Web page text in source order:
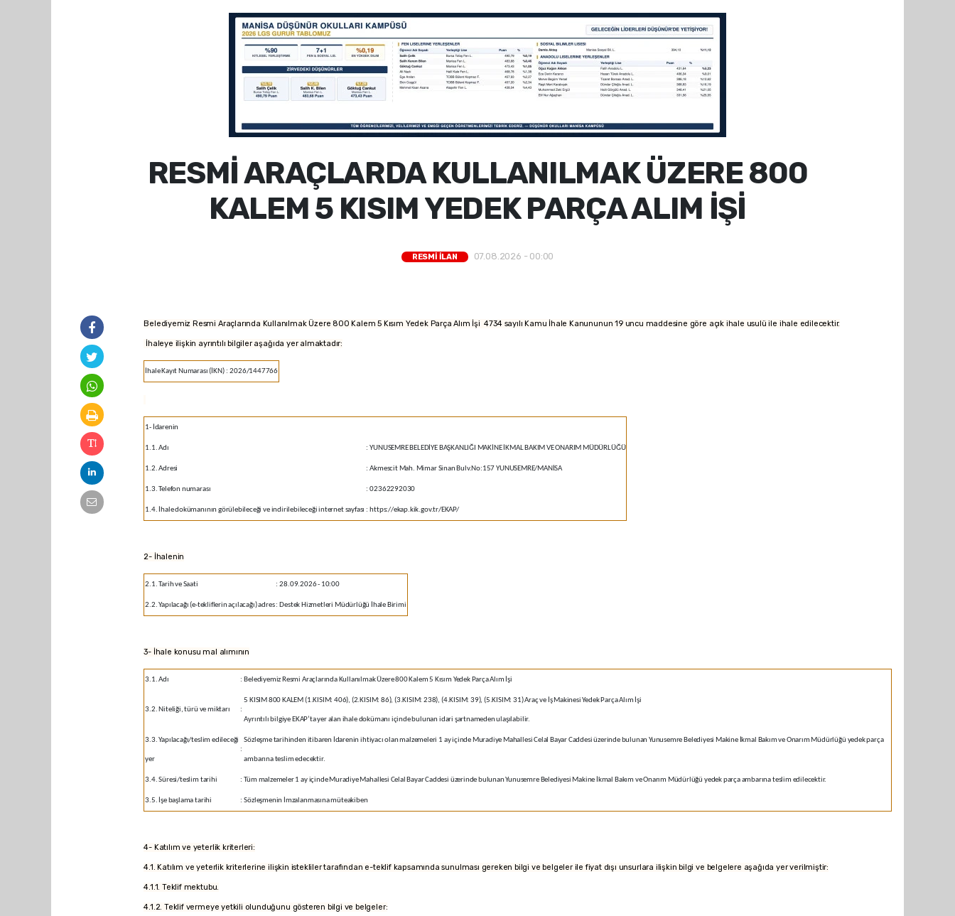
RESMİ ARAÇLARDA KULLANILMAK ÜZERE 800
KALEM 5 KISIM YEDEK PARÇA ALIM İŞİ
RESMİ İLAN 07.08.2026 - 00:00
Belediyemiz Resmi Araçlarında Kullanılmak Üzere 800 Kalem 5 Kısım Yedek Parça Alım İşi 4734 sayılı Kamu İhale Kanununun 19 uncu maddesine göre açık ihale usulü ile ihale edilecektir.
İhaleye ilişkin ayrıntılı bilgiler aşağıda yer almaktadır:
İhale Kayıt Numarası (İKN) : 2026/1447766
1- İdarenin
1.1. Adı : YUNUSEMRE BELEDİYE BAŞKANLIĞI MAKİNE İKMAL BAKIM VE ONARIM MÜDÜRLÜĞÜ
1.2. Adresi : Akmescit Mah. Mimar Sinan Bulv.No:157 YUNUSEMRE/MANİSA
1.3. Telefon numarası : 02362292030
1.4. İhale dokümanının görülebileceği ve indirilebileceği internet sayfası : https://ekap.kik.gov.tr/EKAP/
2- İhalenin
2.1. Tarih ve Saati : 28.09.2026 - 10:00
2.2. Yapılacağı (e-tekliflerin açılacağı) adres : Destek Hizmetleri Müdürlüğü İhale Birimi
3- İhale konusu mal alımının
3.1. Adı : Belediyemiz Resmi Araçlarında Kullanılmak Üzere 800 Kalem 5 Kısım Yedek Parça Alım İşi
3.2. Niteliği, türü ve miktarı :
5 KISIM 800 KALEM (1.KISIM: 406), (2.KISIM: 86), (3.KISIM: 238), (4.KISIM: 39), (5.KISIM: 31) Araç ve İş Makinesi Yedek Parça Alım İşi
Ayrıntılı bilgiye EKAP’ta yer alan ihale dokümanı içinde bulunan idari şartnameden ulaşılabilir.
3.3. Yapılacağı/teslim edileceği
yer
:
Sözleşme tarihinden itibaren İdarenin ihtiyacı olan malzemeleri 1 ay içinde Muradiye Mahallesi Celal Bayar Caddesi üzerinde bulunan Yunusemre Belediyesi Makine İkmal Bakım ve Onarım Müdürlüğü yedek parça
ambarına teslim edecektir.
3.4. Süresi/teslim tarihi : Tüm malzemeler 1 ay içinde Muradiye Mahallesi Celal Bayar Caddesi üzerinde bulunan Yunusemre Belediyesi Makine İkmal Bakım ve Onarım Müdürlüğü yedek parça ambarına teslim edilecektir.
3.5. İşe başlama tarihi : Sözleşmenin İmzalanmasına müteakiben
4- Katılım ve yeterlik kriterleri:
4.1. Katılım ve yeterlik kriterlerine ilişkin istekliler tarafından e-teklif kapsamında sunulması gereken bilgi ve belgeler ile fiyat dışı unsurlara ilişkin bilgi ve belgelere aşağıda yer verilmiştir:
4.1.1. Teklif mektubu.
4.1.2. Teklif vermeye yetkili olunduğunu gösteren bilgi ve belgeler: